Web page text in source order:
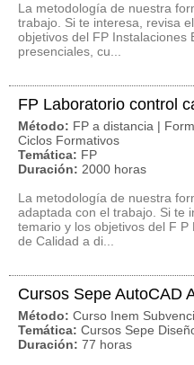
La metodología de nuestra
trabajo. Si te interesa, revisa
objetivos del FP Instalaciones
presenciales, cu...
FP Laboratorio control
Método: FP a distancia |
Ciclos Formativos
Temática: FP
Duración: 2000 horas
La metodología de nuestra
adaptada con el trabajo. Si te
temario y los objetivos del F
de Calidad a di...
Cursos Sepe AutoCAD
Método: Curso Inem
Temática: Cursos Sepe
Duración: 77 horas